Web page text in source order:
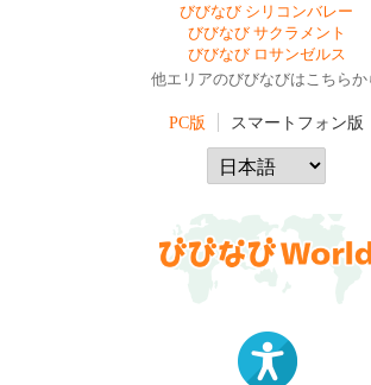
びびなび シリコンバレー
びびなび サクラメント
びびなび ロサンゼルス
他エリアのびびなびはこちらか
PC版 スマートフォン版